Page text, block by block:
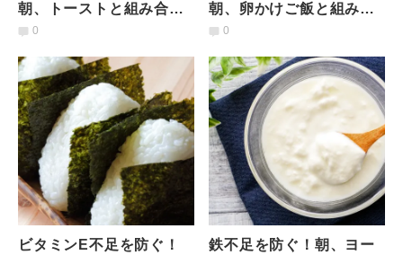
朝、トーストと組み合わ
せると良い食材とは？管
0
朝、卵かけご飯と組み合
わせると良い食材とは？
0
ビタミンE不足を防ぐ！
鉄不足を防ぐ！朝、ヨー